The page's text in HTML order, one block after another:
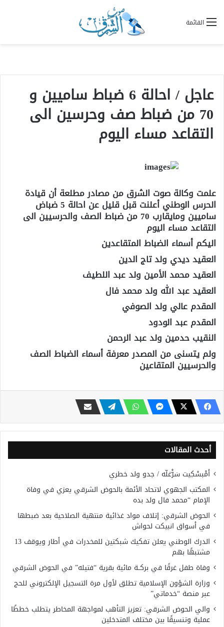
القائمة
عاجل / احالة 6 ضباط ساميين و
70 من ضباط صف وحرسين الى
التقاعد مساء اليوم
علمت وكالة صوت الشرق من مصادر مطلعة أن قيادة
الحرس الوطني أعلنت قبل قليل عن احالة 5 ضباض
ساميين ومايقارب 70 من ضباط الصف والحرسيين الى
التقاعد مساء اليوم
اليكم أسماء الضباط المتقاعدين
العقيد ديدي ولد تاج الدين
العقيد محمد الأمين ولد عبد اللطيف
العقيد عبد الله ولد محمد فال
المقدم عالي ولد الصوفي
المقدم عبد الودود
النقيب حدمين ولد عبد الرحمن
ولم يتسنى من المصدر معرفة أسماء الضباط الصف
والحرسيين المتقاعين
أحدث المقالات
أَمْبسْكِيت سَرّْغلّه / جدو ولد خطري
المكتب الجهوي لاتحاد الأئمة بالحوض الشرقي يعزي في وفاة
الإمام “محمد فال ولد بده
الحوض الشرقي: إتلاف مواد غذائية منتهية الصلاحية بعد ضبطها
في أسواق انبيكت لحواش
الدرك الوطني يعلن تفكيك شبكتين للمخدرات في أطار ويوقف 13
مشتبهًا بهم
وفاة طفل غرقًا في بركــة مائية بقرية “فتيله” في الحوض الشرقي
وزارة الشؤون الإسلامية تطلق لأول مرة التسجيل الإلكتروني للحج
عبر منصة “خدماتي”
والي الحوض الشرقي: تعزيز التأهب لمواجهة المخاطر يتطلب خططًا
عملية وتنسيقًا بين مختلف المتدخلين